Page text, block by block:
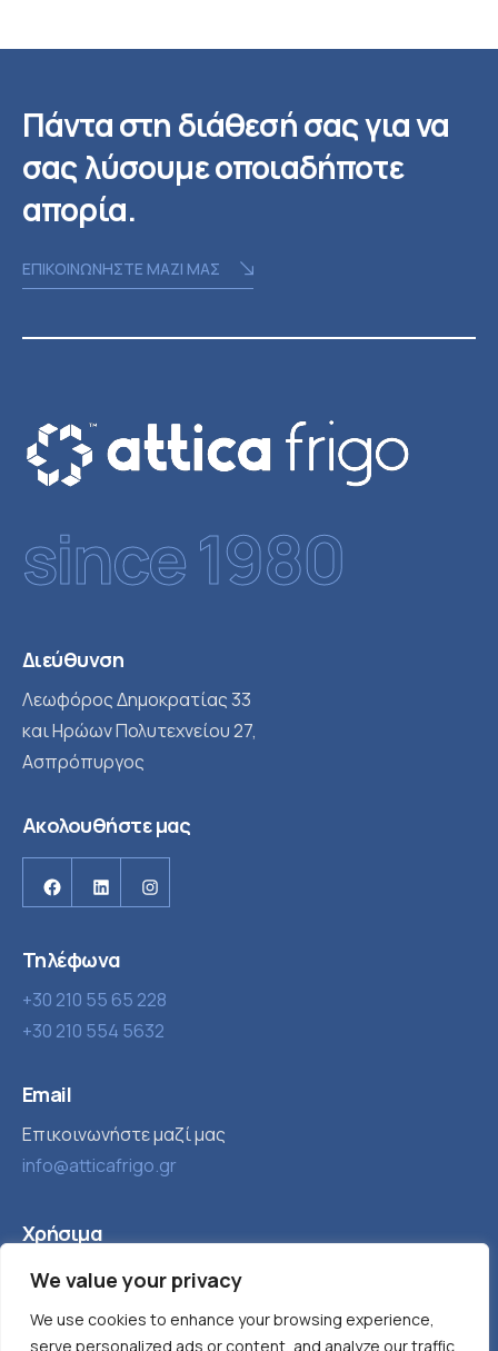
We value your privacy
We use cookies to enhance your browsing experience,
serve personalized ads or content, and analyze our traffic.
Πάντα στη διάθεσή σας για να
σας λύσουμε οποιαδήποτε
απορία.
ΕΠΙΚΟΙΝΩΝΗΣΤΕ ΜΑΖΙ ΜΑΣ
since 1980
Διεύθυνση
Λεωφόρος Δημοκρατίας 33
και Ηρώων Πολυτεχνείου 27,
Ασπρόπυργος
Ακολουθήστε μας
FacebookLinkedinInstagram
Τηλέφωνα
+30 210 55 65 228
+30 210 554 5632
Email
Επικοινωνήστε μαζί μας
info@atticafrigo.gr
Χρήσιμα
Εταιρία
Τα νέα μας
Παγομηχανές